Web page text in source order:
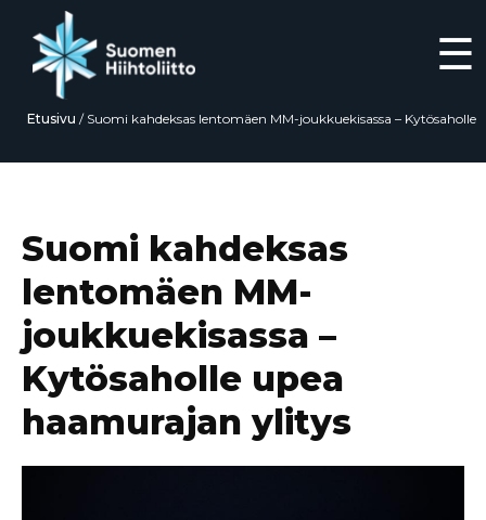
☰
Etusivu / Suomi kahdeksas lentomäen MM-joukkuekisassa – Kytösaholle
Suomi kahdeksas
lentomäen MM-
joukkuekisassa –
Kytösaholle upea
haamurajan ylitys